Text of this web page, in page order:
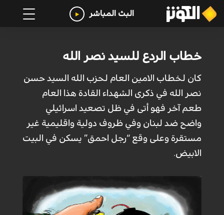
البث المباشر
خطاب الردع للسيد نصر الله
كان لخطاب الامين العام لحزب الله السيد حسن
نصر الله في ذكرى الشهداء القادة هذا العام
طعم آخر فهو أتى في ظل تصعيد اسرائيلي
واضح ضد لبنان وفي ظروف دولية واقليمية غير
مستقرة وعلى وقع “رجل احمق” يسكن في البيت
الابيض.